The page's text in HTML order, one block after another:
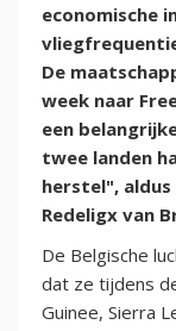
economische
De
week naar
een
twee landen
herstel",
Redeligx van
De Belgische
dat ze tijdens
Guinee, Sierra